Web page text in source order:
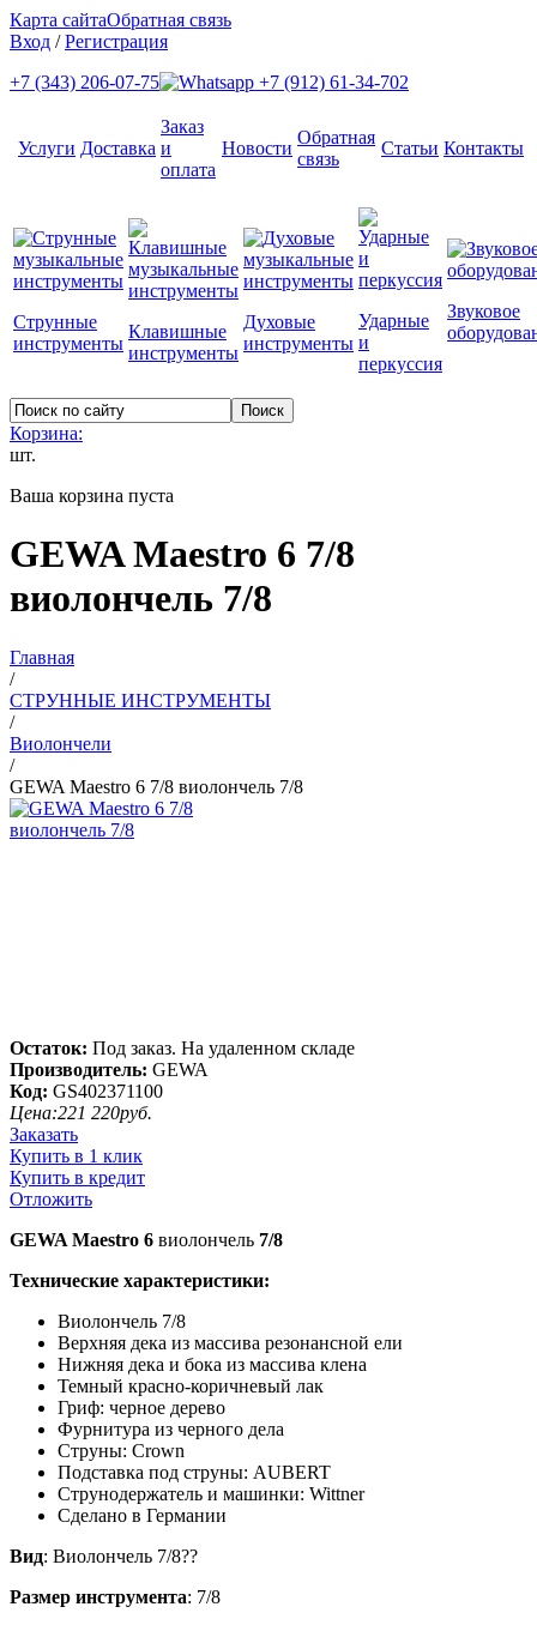
Карта сайтаОбратная связь
Вход /Регистрация
+7 (343) 206-07-75
+7 (912) 61-34-702
Услуги Доставка
Заказ
и
оплата
Новости
Обратная
связь
Статьи Контакты
Струнные
инструменты
Клавишные
инструменты
Духовые
инструменты
Ударные
и
перкуссия
Звуковое
Корзина:
шт.
Ваша корзина пуста
GEWA Maestro 6 7/8
виолончель 7/8
Главная
/
СТРУННЫЕ ИНСТРУМЕНТЫ
/
Виолончели
/
GEWA Maestro 6 7/8 виолончель 7/8
Остаток: Под заказ. На удаленном складе
Производитель: GEWA
Код: GS402371100
Цена:221 220руб.
Заказать
Купить в 1 клик
Купить в кредит
Отложить
GEWA Maestro 6 виолончель 7/8
Технические характеристики:
Виолончель 7/8
Верхняя дека из массива резонансной ели
Нижняя дека и бока из массива клена
Темный красно-коричневый лак
Гриф: черное дерево
Фурнитура из черного дела
Струны: Crown
Подставка под струны: AUBERT
Струнодержатель и машинки: Wittner
Сделано в Германии
Вид: Виолончель 7/8??
Размер инструмента: 7/8